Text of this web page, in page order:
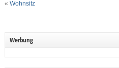
« Wohnsitz
Werbung